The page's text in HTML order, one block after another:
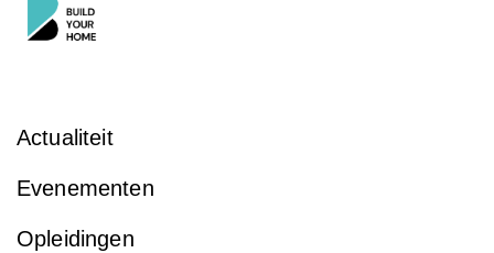
Actualiteit
Evenementen
Opleidingen